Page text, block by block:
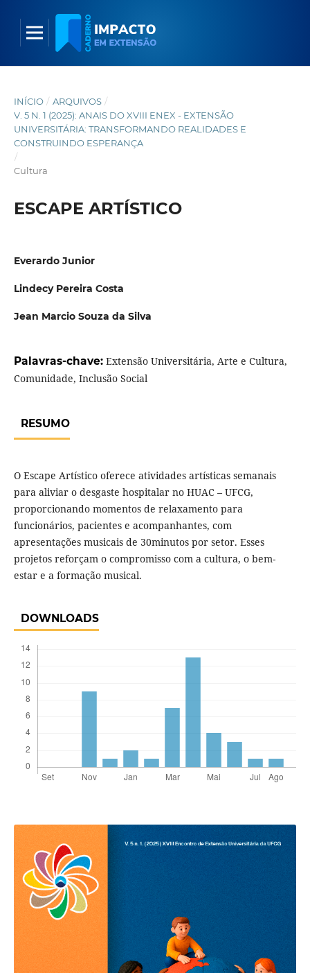
INÍCIO / ARQUIVOS /
V. 5 N. 1 (2025): ANAIS DO XVIII ENEX - EXTENSÃO
UNIVERSITÁRIA: TRANSFORMANDO REALIDADES E
CONSTRUINDO ESPERANÇA
/
Cultura
ESCAPE ARTÍSTICO
Everardo Junior
Lindecy Pereira Costa
Jean Marcio Souza da Silva
Palavras-chave: Extensão Universitária, Arte e Cultura,
Comunidade, Inclusão Social
RESUMO
O Escape Artístico oferece atividades artísticas semanais
para aliviar o desgaste hospitalar no HUAC – UFCG,
proporcionando momentos de relaxamento para
funcionários, pacientes e acompanhantes, com
apresentações musicais de 30minutos por setor. Esses
projetos reforçam o compromisso com a cultura, o bem-
estar e a formação musical.
DOWNLOADS